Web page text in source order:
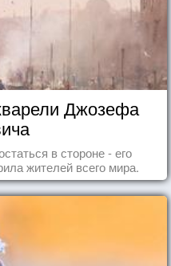
Джозефа
в стороне - его
жителей всего мира.